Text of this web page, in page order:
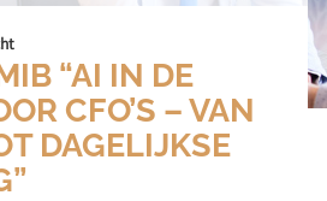
“AI IN DE
CFO’S – VAN
DAGELIJKSE